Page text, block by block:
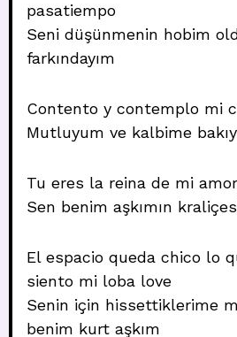
pasatiempo
Seni düşünmenin hobim
farkındayım
Contento y contemplo mi
Mutluyum ve kalbime
Tu eres la reina de mi amor
Sen benim aşkımın
El espacio queda chico lo
siento mi loba love
Senin için hissettiklerime
benim kurt aşkım